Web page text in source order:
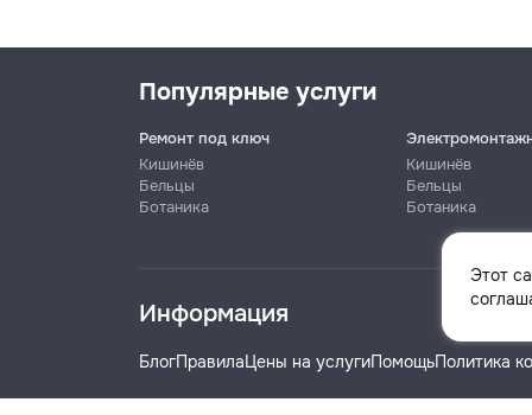
Этот
Популярные услуги
Ремонт под ключ
Кишинёв
Бельцы
Ботаника
Кишинёв
Бельцы
Ботаника
Информация
БлогПравилаЦены на услугиПомощьПолитика